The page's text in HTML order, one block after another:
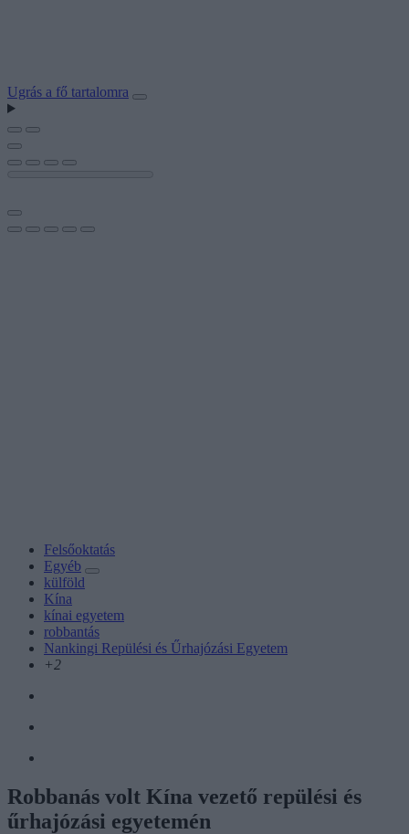
Ugrás a fő tartalomra
Felsőoktatás
Egyéb
külföld
Kína
kínai egyetem
robbantás
Nankingi Repülési és Űrhajózási Egyetem
+2
Robbanás volt Kína vezető repülési és
űrhajózási egyetemén